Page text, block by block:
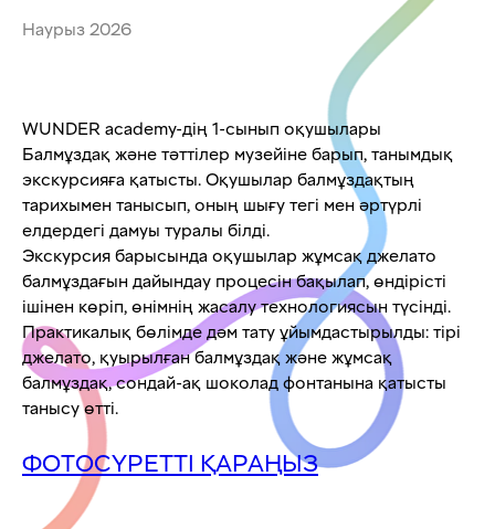
Наурыз 2026
WUNDER academy-дің 1-сынып оқушылары
Балмұздақ және тәттілер музейіне барып, танымдық
экскурсияға қатысты. Оқушылар балмұздақтың
тарихымен танысып, оның шығу тегі мен әртүрлі
елдердегі дамуы туралы білді.
Экскурсия барысында оқушылар жұмсақ джелато
балмұздағын дайындау процесін бақылап, өндірісті
ішінен көріп, өнімнің жасалу технологиясын түсінді.
Практикалық бөлімде дәм тату ұйымдастырылды: тірі
джелато, қуырылған балмұздақ және жұмсақ
балмұздақ, сондай-ақ шоколад фонтанына қатысты
танысу өтті.
ФОТОСҮРЕТТІ ҚАРАҢЫЗ